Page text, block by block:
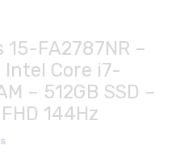
FA2787NR –
Intel Core i7-
– 512GB SSD –
144Hz